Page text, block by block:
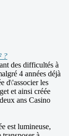
?
des difficultés à
4 années déjà
d\'associer les
et ainsi créée
ans Casino
est lumineuse,